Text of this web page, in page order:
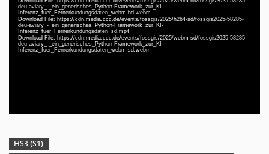
deu-aviary_-_ein_generisches_Python-Framework_zur_KI-
Inferenz_fuer_Fernerkundungsdaten_webm-hd.webm
Download File: https://cdn.media.ccc.de/events/fossgis/2025/h264-sd/fossgis2025-58285-
deu-aviary_-_ein_generisches_Python-Framework_zur_KI-
Inferenz_fuer_Fernerkundungsdaten_sd.mp4
Download File: https://cdn.media.ccc.de/events/fossgis/2025/webm-sd/fossgis2025-58285-
deu-aviary_-_ein_generisches_Python-Framework_zur_KI-
Inferenz_fuer_Fernerkundungsdaten_webm-sd.webm
HS3 (S1)